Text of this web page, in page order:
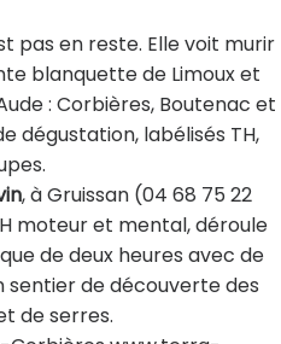
pas en reste. Elle voit murir
blanquette de Limoux et
: Corbières, Boutenac et
dégustation, labélisés TH,
, à Gruissan (04 68 75 22
moteur et mental, déroule
de deux heures avec de
sentier de découverte des
de serres.